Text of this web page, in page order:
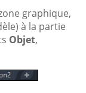
graphique,
à la partie
Objet,